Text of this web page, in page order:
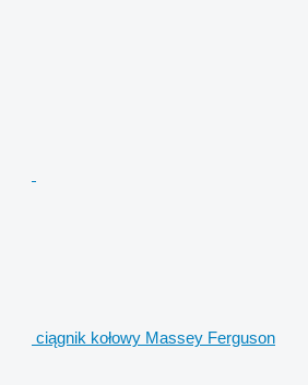
ciągnik kołowy Massey Ferguson